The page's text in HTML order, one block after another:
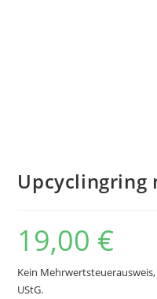
Upcyclingring
19,00 €
Kein
UStG.